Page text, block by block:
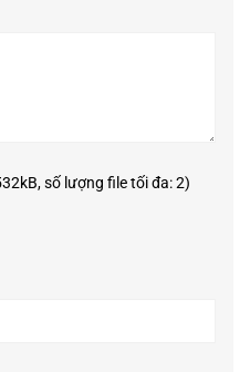
số lượng file tối đa: 2)